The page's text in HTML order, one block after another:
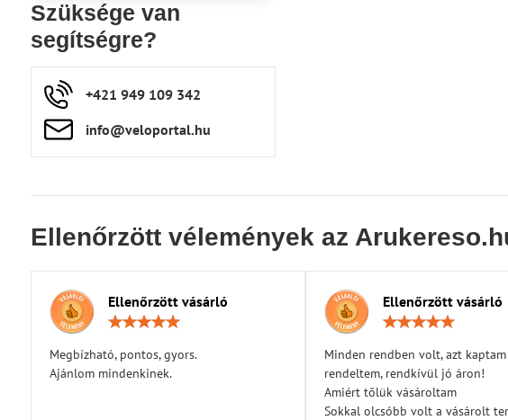
Szüksége van
segítségre?
+421 949 109 342
info​​@veloportal​.hu
Ellenőrzött vélemények az
Ellenőrzött vásárló
Megbízható, pontos, gyors.
Ajánlom mindenkinek.
Ellenőrzött vásárló
/
5
Minden rendben volt, azt
rendeltem, rendkívül jó áron!
Amiért tőlük vásároltam
Sokkal olcsóbb volt a vásárolt